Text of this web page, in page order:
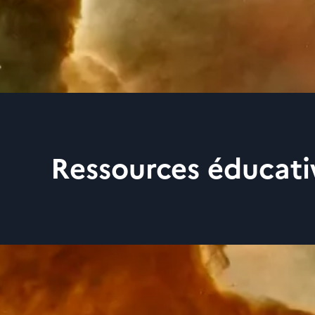
Ressources
Le CNES met à